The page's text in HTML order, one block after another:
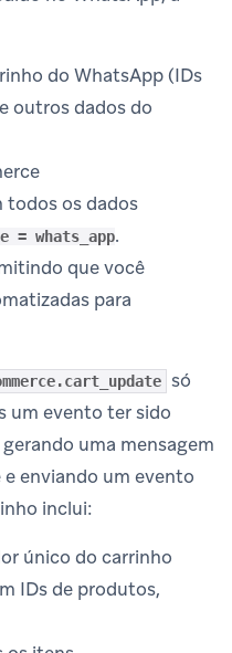
do WhatsApp (IDs
outros dados do
todos os dados
= whats_app.
que você
para
só
um evento ter sido
uma mensagem
enviando um evento
inclui:
único do carrinho
IDs de produtos,